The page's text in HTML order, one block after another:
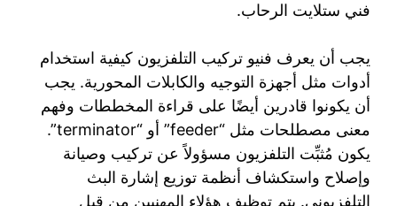
فني ستلايت الرحاب.
يجب أن يعرف فنيو تركيب التلفزيون كيفية استخدام
أدوات مثل أجهزة التوجيه والكابلات المحورية. يجب
أن يكونوا قادرين أيضًا على قراءة المخططات وفهم
معنى مصطلحات مثل “feeder” أو “terminator”.
يكون مُثبِّت التلفزيون مسؤولاً عن تركيب وصيانة
وإصلاح واستكشاف أنظمة توزيع إشارة البث
التلفزيوني. يتم توظيف هؤلاء المهنيين من قبل